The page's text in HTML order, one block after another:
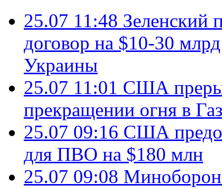
25.07 11:48 Зеленский
договор на $10-30
Украины
25.07 11:01 США
прекращении огня в
25.07 09:16 США
для ПВО на $180 млн
25.07 09:08